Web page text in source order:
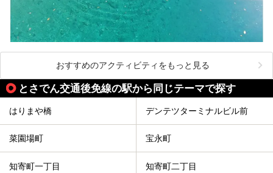
おすすめのアクティビティをもっと見る
とさでん交通後免線の駅から同じテーマで探す
はりまや橋 デンテツターミナルビル前
菜園場町 宝永町
知寄町一丁目 知寄町二丁目